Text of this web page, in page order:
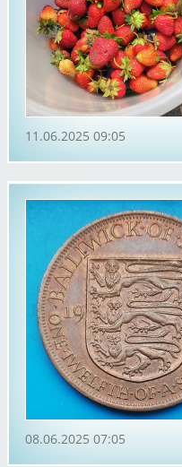
11.06.2025 09:05
08.06.2025 07:05